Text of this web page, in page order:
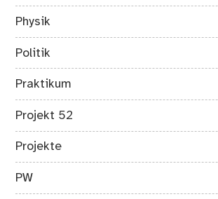
Physik
Politik
Praktikum
Projekt 52
Projekte
PW